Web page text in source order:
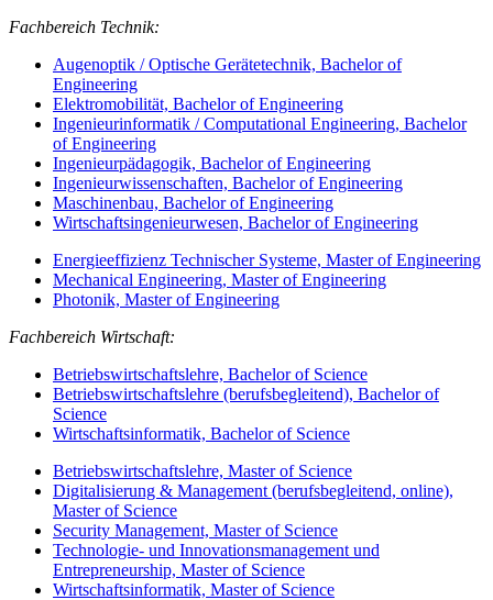
Fachbereich Technik:
Augenoptik / Optische Gerätetechnik, Bachelor of
Engineering
Elektromobilität, Bachelor of Engineering
Ingenieurinformatik / Computational Engineering, Bachelor
of Engineering
Ingenieurpädagogik, Bachelor of Engineering
Ingenieurwissenschaften, Bachelor of Engineering
Maschinenbau, Bachelor of Engineering
Wirtschaftsingenieurwesen, Bachelor of Engineering
Energieeffizienz Technischer Systeme, Master of Engineering
Mechanical Engineering, Master of Engineering
Photonik, Master of Engineering
Fachbereich Wirtschaft:
Betriebswirtschaftslehre, Bachelor of Science
Betriebswirtschaftslehre (berufsbegleitend), Bachelor of
Science
Wirtschaftsinformatik, Bachelor of Science
Betriebswirtschaftslehre, Master of Science
Digitalisierung & Management (berufsbegleitend, online),
Master of Science
Security Management, Master of Science
Technologie- und Innovationsmanagement und
Entrepreneurship, Master of Science
Wirtschaftsinformatik, Master of Science